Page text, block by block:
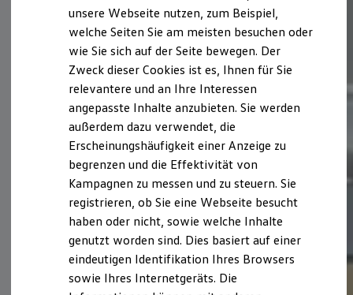
unsere Webseite nutzen, zum Beispiel,
welche Seiten Sie am meisten besuchen oder
wie Sie sich auf der Seite bewegen. Der
Zweck dieser Cookies ist es, Ihnen für Sie
relevantere und an Ihre Interessen
angepasste Inhalte anzubieten. Sie werden
außerdem dazu verwendet, die
Erscheinungshäufigkeit einer Anzeige zu
begrenzen und die Effektivität von
Kampagnen zu messen und zu steuern. Sie
registrieren, ob Sie eine Webseite besucht
haben oder nicht, sowie welche Inhalte
genutzt worden sind. Dies basiert auf einer
eindeutigen Identifikation Ihres Browsers
sowie Ihres Internetgeräts. Die